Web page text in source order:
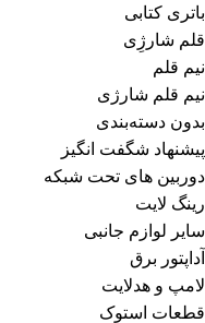
باتری کتابی
قلم شارژِی
نیم قلم
نیم قلم شارژی
بدون دسته‌بندی
پیشنهاد شگفت انگیز
دوربین های تحت شبکه
رینگ لایت
سایر لوازم جانبی
آداپتور برق
لامپ و هدلایت
قطعات استوک